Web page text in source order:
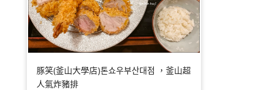
豚笑(釜山大學店)톤쇼우부산대점 ，釜山超
人氣炸豬排